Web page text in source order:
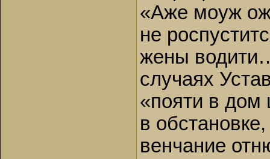
«Аже моуж
не
жены
случаях
«пояти в дом
в
венчание